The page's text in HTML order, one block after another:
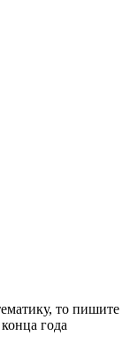
то пишите
года